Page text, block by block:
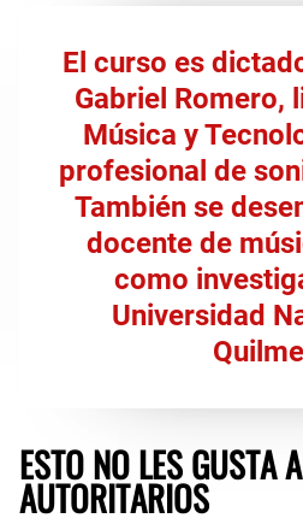
El curso es
Gabriel Romero,
Música y
profesional de
También se
docente de
como
Universidad
ESTO NO LES GUSTA
AUTORITARIOS